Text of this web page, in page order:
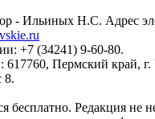
- Ильиных Н.С. Адрес
+7 (34241) 9-60-80.
617760, Пермский край, г.
8.
бесплатно. Редакция не